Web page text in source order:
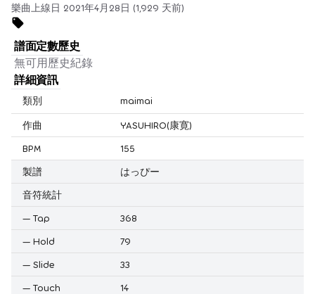
樂曲上線日 2021年4月28日 (1,929 天前)
譜面定數歷史
無可用歷史紀錄
詳細資訊
類別 maimai
作曲
YASUHIRO(康寛)
BPM
155
製譜
はっぴー
音符統計
— Tap
368
— Hold
79
— Slide
33
— Touch
14